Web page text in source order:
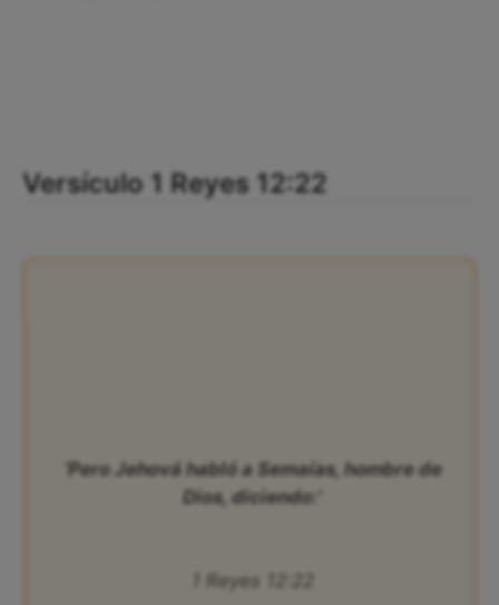
Versículo 1 Reyes 12:22
‘Pero Jehová habló a Semaías, hombre de
Dios, diciendo:’
1 Reyes 12:22